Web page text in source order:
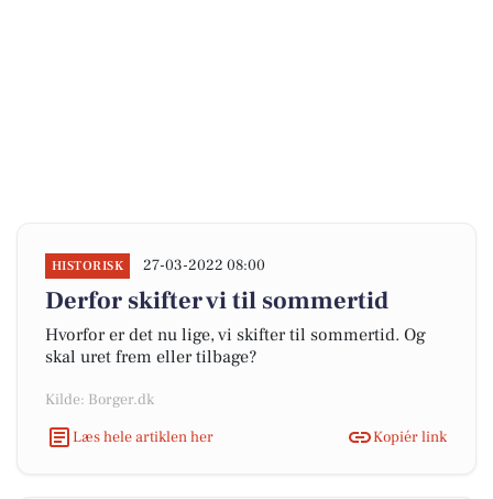
HISTORISK 27-03-2022 08:00
Derfor skifter vi til sommertid
Hvorfor er det nu lige, vi skifter til sommertid. Og
skal uret frem eller tilbage?
Kilde: Borger.dk
Læs hele artiklen her
Kopiér link